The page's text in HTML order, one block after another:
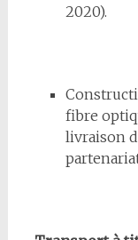
2020).
fibre
livraison